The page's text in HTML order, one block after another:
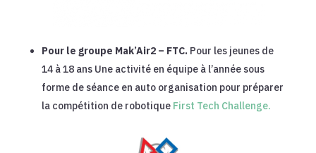
Pour le groupe Mak’Air2 – FTC.Pour les jeunes de
14 à 18 ans Une activité en équipe à l’année sous
forme de séance en auto organisation pour préparer
la compétition de robotique First Tech Challenge.